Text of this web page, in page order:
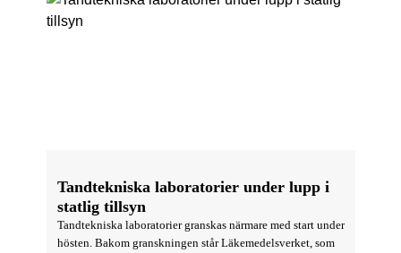
Tandtekniska laboratorier under lupp i
statlig tillsyn
Tandtekniska laboratorier granskas närmare med start under
hösten. Bakom granskningen står Läkemedelsverket, som